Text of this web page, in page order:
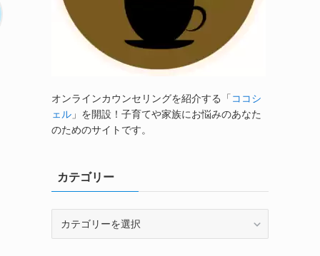
オンラインカウンセリングを紹介する「 ココシ
ェル 」を開設！子育てや家族にお悩みのあなた
のためのサイトです。
カテゴリー